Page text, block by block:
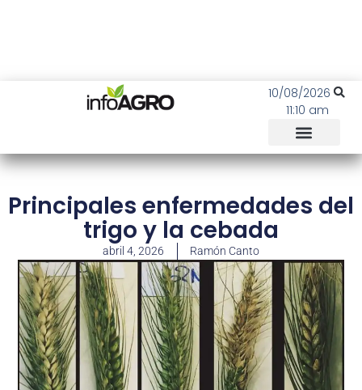
10/08/2026
11:10 am
Principales enfermedades del
trigo y la cebada
abril 4, 2026 Ramón Canto